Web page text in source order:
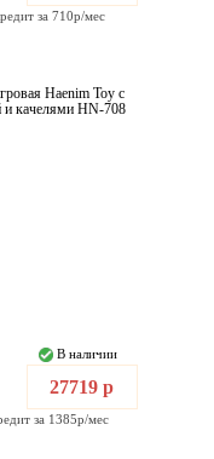
за 710р/мес
Haenim Toy с
и качелями HN-708
В наличии
27719 р
за 1385р/мес